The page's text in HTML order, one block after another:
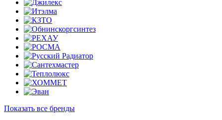
Показать все бренды